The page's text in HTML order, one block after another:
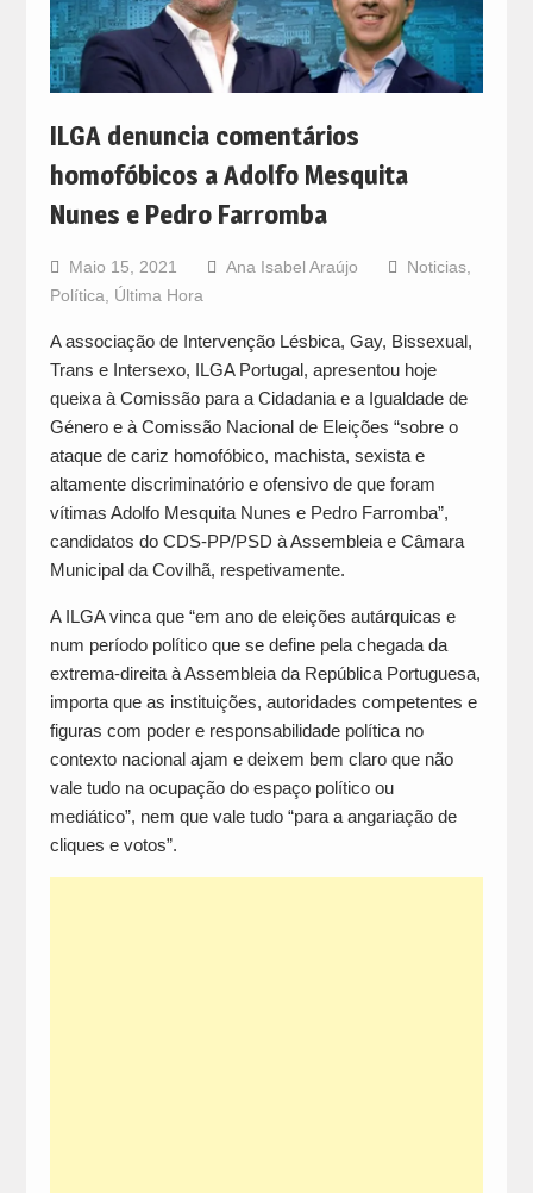
ILGA denuncia comentários
homofóbicos a Adolfo Mesquita
Nunes e Pedro Farromba
Maio 15, 2021 Ana Isabel Araújo Noticias,
Política
Última Hora
A associação de Intervenção Lésbica, Gay, Bissexual,
Trans e Intersexo, ILGA Portugal, apresentou hoje
queixa à Comissão para a Cidadania e a Igualdade de
Género e à Comissão Nacional de Eleições “sobre o
ataque de cariz homofóbico, machista, sexista e
altamente discriminatório e ofensivo de que foram
vítimas Adolfo Mesquita Nunes e Pedro Farromba”,
candidatos do CDS-PP/PSD à Assembleia e Câmara
Municipal da Covilhã, respetivamente.
A ILGA vinca que “em ano de eleições autárquicas e
num período político que se define pela chegada da
extrema-direita à Assembleia da República Portuguesa,
importa que as instituições, autoridades competentes e
figuras com poder e responsabilidade política no
contexto nacional ajam e deixem bem claro que não
vale tudo na ocupação do espaço político ou
mediático”, nem que vale tudo “para a angariação de
cliques e votos”.